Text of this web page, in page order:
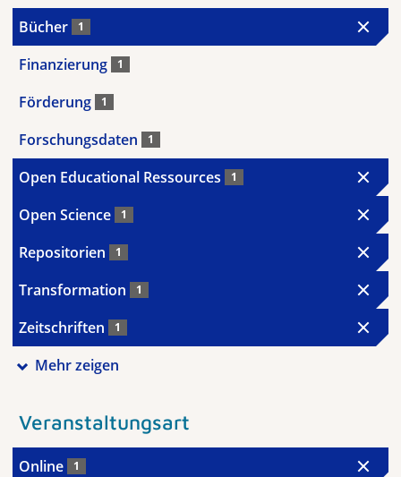
Bücher 1
Finanzierung 1
Förderung 1
Forschungsdaten 1
Open Educational Ressources 1
Open Science 1
Repositorien 1
Transformation 1
Zeitschriften 1
Mehr zeigen
Veranstaltungsart
Online 1